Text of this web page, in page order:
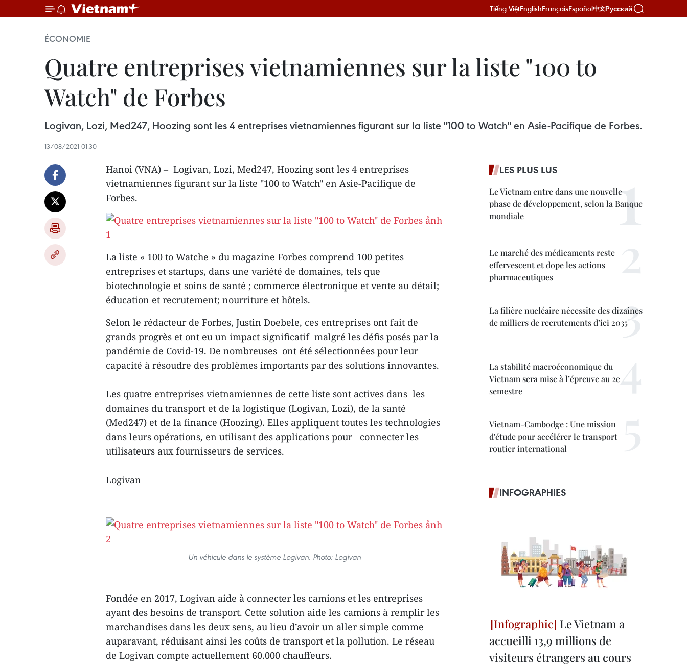
Tiếng ViệtEnglishFrançaisEspañol中文Русский
ÉCONOMIE
Quatre entreprises vietnamiennes sur la liste "100 to
Watch" de Forbes
Logivan, Lozi, Med247, Hoozing sont les 4 entreprises vietnamiennes figurant sur la liste "100 to Watch" en Asie-Pacifique de Forbes.
13/08/2021 01:30
Hanoi (VNA) – Logivan, Lozi, Med247, Hoozing sont les 4 entreprises
vietnamiennes figurant sur la liste "100 to Watch" en Asie-Pacifique de
Forbes.
La liste « 100 to Watche » du magazine Forbes comprend 100 petites
entreprises et startups, dans une variété de domaines, tels que
biotechnologie et soins de santé ; commerce électronique et vente au détail;
éducation et recrutement; nourriture et hôtels.
Selon le rédacteur de Forbes, Justin Doebele, ces entreprises ont fait de
grands progrès et ont eu un impact significatif malgré les défis posés par la
pandémie de Covid-19. De nombreuses ont été sélectionnées pour leur
capacité à résoudre des problèmes importants par des solutions innovantes.
Les quatre entreprises vietnamiennes de cette liste sont actives dans les
domaines du transport et de la logistique (Logivan, Lozi), de la santé
(Med247) et de la finance (Hoozing). Elles appliquent toutes les technologies
dans leurs opérations, en utilisant des applications pour connecter les
utilisateurs aux fournisseurs de services.
Logivan
Un véhicule dans le système Logivan. Photo: Logivan
Fondée en 2017, Logivan aide à connecter les camions et les entreprises
ayant des besoins de transport. Cette solution aide les camions à remplir les
marchandises dans les deux sens, au lieu d’avoir un aller simple comme
auparavant, réduisant ainsi les coûts de transport et la pollution. Le réseau
de Logivan compte actuellement 60.000 chauffeurs.
LES PLUS LUS
Le Vietnam entre dans une nouvelle
phase de développement, selon la Banque
mondiale
Le marché des médicaments reste
effervescent et dope les actions
pharmaceutiques
La filière nucléaire nécessite des dizaines
de milliers de recrutements d’ici 2035
La stabilité macroéconomique du
Vietnam sera mise à l’épreuve au 2e
semestre
Vietnam-Cambodge : Une mission
d'étude pour accélérer le transport
routier international
INFOGRAPHIES
Le Vietnam a
accueilli 13,9 millions de
visiteurs étrangers au cours